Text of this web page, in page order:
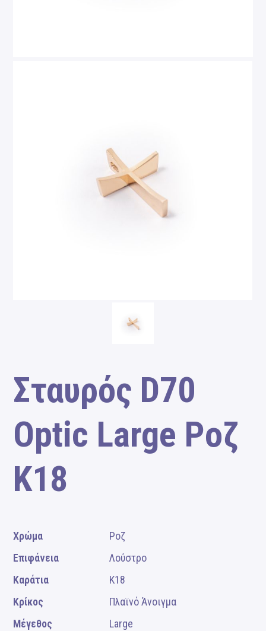
Σταυρός D70
Optic Large Ροζ
Κ18
Χρώμα
Ροζ
Επιφάνεια
Λούστρο
Καράτια
Κ18
Κρίκος
Πλαϊνό Άνοιγμα
Μέγεθος
Large